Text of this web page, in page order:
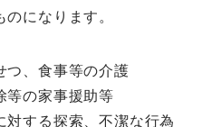
になります。
、食事等の介護
の家事援助等
する探索、不潔な行為